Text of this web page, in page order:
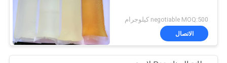
negotiable MOQ:500 كيلوجرام
الاتصال